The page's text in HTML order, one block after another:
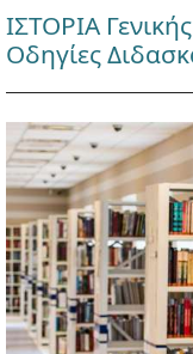
ΙΣΤΟΡΙΑ
Οδηγίες